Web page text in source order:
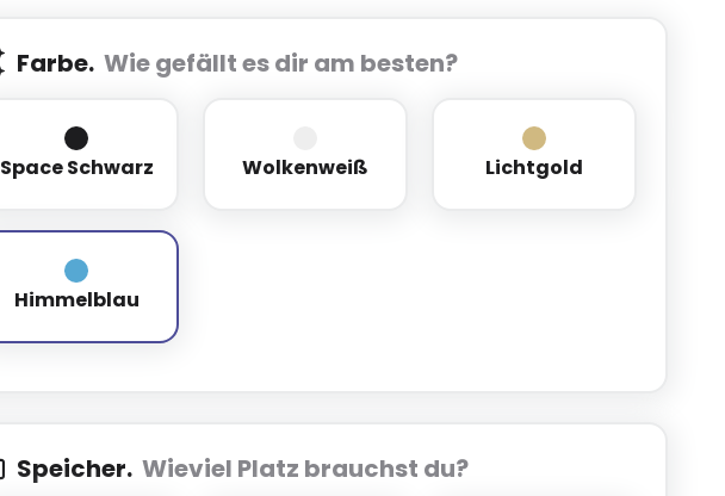
Farbe. Wie gefällt es dir am besten?
Space Schwarz
Space Schwarz Wolkenweiß
Wolkenweiß Lichtgold
Lichtgold
Himmelblau
Himmelblau
Speicher. Wieviel Platz brauchst du?